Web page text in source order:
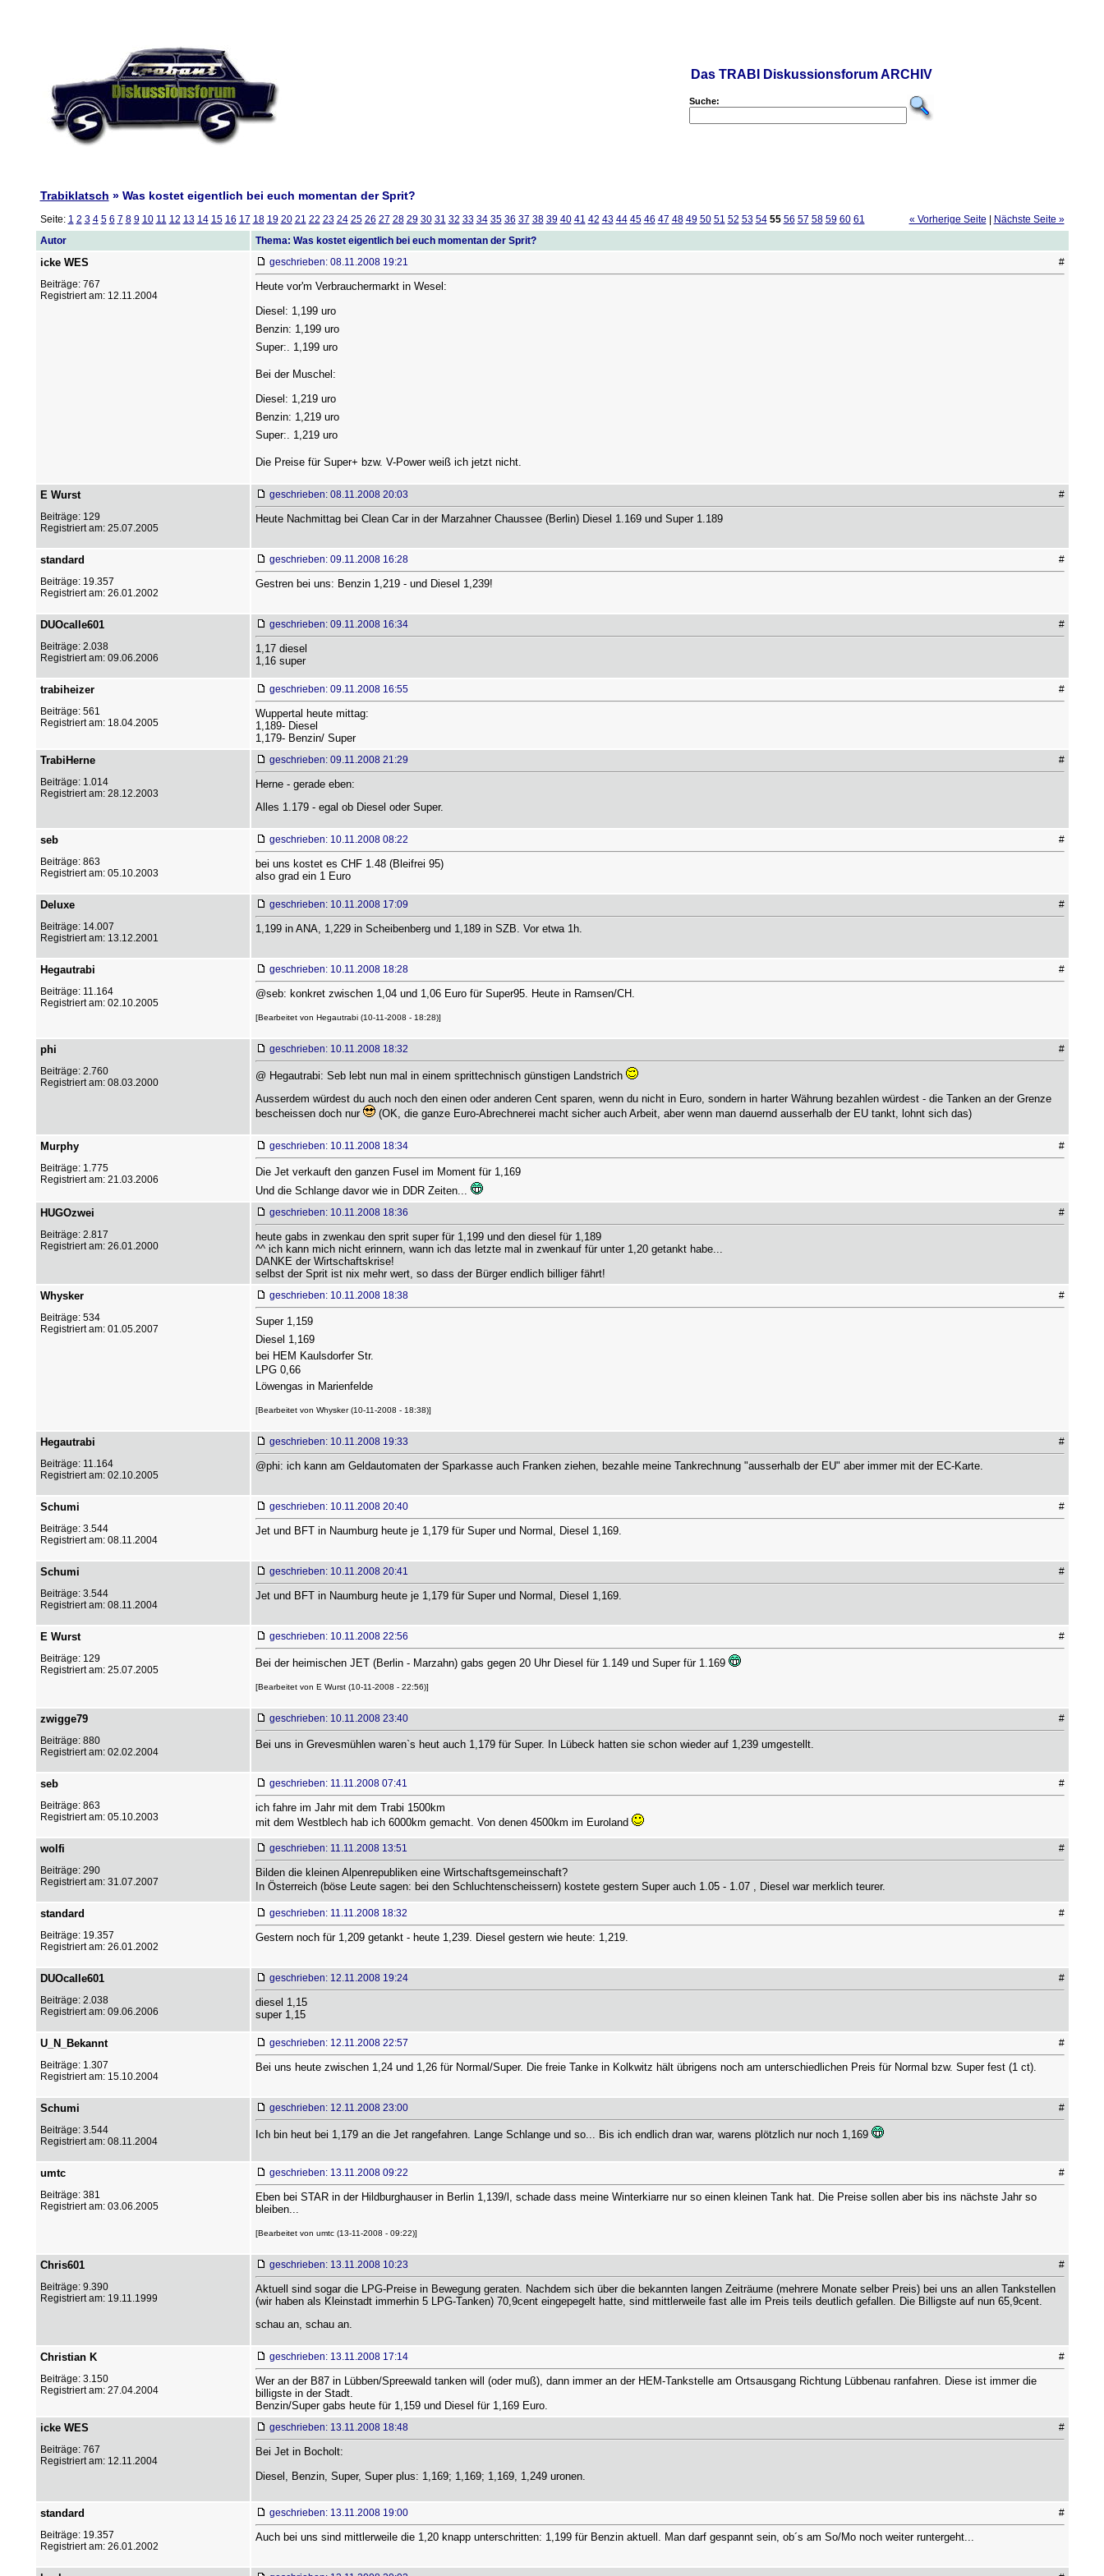
Das TRABI Diskussionsforum ARCHIV
Suche:
Trabiklatsch » Was kostet eigentlich bei euch momentan der Sprit?
Seite: 1 2 3 4 5 6 7 8 9 10 11 12 13 14 15 16 17 18 19 20 21 22 23 24 25 26 27 28 29 30 31 32 33 34 35 36 37 38 39 40 41 42 43 44 45 46 47 48 49 50 51 52 53 54 55 56 57 58 59 60 61 « Vorherige Seite
Nächste Seite »
Autor
Thema: Was kostet eigentlich bei euch momentan der Sprit?
icke WES
Beiträge: 767
Registriert am: 12.11.2004
geschrieben: 08.11.2008 19:21 #
Heute vor'm Verbrauchermarkt in Wesel:
Diesel: 1,199 uro
Benzin: 1,199 uro
Super:. 1,199 uro
Bei der Muschel:
Diesel: 1,219 uro
Benzin: 1,219 uro
Super:. 1,219 uro
Die Preise für Super+ bzw. V-Power weiß ich jetzt nicht.
E Wurst
Beiträge: 129
Registriert am: 25.07.2005
geschrieben: 08.11.2008 20:03 #
Heute Nachmittag bei Clean Car in der Marzahner Chaussee (Berlin) Diesel 1.169 und Super 1.189
standard
Beiträge: 19.357
Registriert am: 26.01.2002
geschrieben: 09.11.2008 16:28 #
Gestren bei uns: Benzin 1,219 - und Diesel 1,239!
DUOcalle601
Beiträge: 2.038
Registriert am: 09.06.2006
geschrieben: 09.11.2008 16:34 #
1,17 diesel
1,16 super
trabiheizer
Beiträge: 561
Registriert am: 18.04.2005
geschrieben: 09.11.2008 16:55 #
Wuppertal heute mittag:
1,189- Diesel
1,179- Benzin/ Super
TrabiHerne
Beiträge: 1.014
Registriert am: 28.12.2003
geschrieben: 09.11.2008 21:29 #
Herne - gerade eben:
Alles 1.179 - egal ob Diesel oder Super.
seb
Beiträge: 863
Registriert am: 05.10.2003
geschrieben: 10.11.2008 08:22 #
bei uns kostet es CHF 1.48 (Bleifrei 95)
also grad ein 1 Euro
Deluxe
Beiträge: 14.007
Registriert am: 13.12.2001
geschrieben: 10.11.2008 17:09 #
1,199 in ANA, 1,229 in Scheibenberg und 1,189 in SZB. Vor etwa 1h.
Hegautrabi
Beiträge: 11.164
Registriert am: 02.10.2005
geschrieben: 10.11.2008 18:28 #
@seb: konkret zwischen 1,04 und 1,06 Euro für Super95. Heute in Ramsen/CH.
[Bearbeitet von Hegautrabi (10-11-2008 - 18:28)]
phi
Beiträge: 2.760
Registriert am: 08.03.2000
geschrieben: 10.11.2008 18:32 #
@ Hegautrabi: Seb lebt nun mal in einem sprittechnisch günstigen Landstrich
Ausserdem würdest du auch noch den einen oder anderen Cent sparen, wenn du nicht in Euro, sondern in harter Währung bezahlen würdest - die Tanken an der Grenze
bescheissen doch nur
(OK, die ganze Euro-Abrechnerei macht sicher auch Arbeit, aber wenn man dauernd ausserhalb der EU tankt, lohnt sich das)
Murphy
Beiträge: 1.775
Registriert am: 21.03.2006
geschrieben: 10.11.2008 18:34 #
Die Jet verkauft den ganzen Fusel im Moment für 1,169 
Und die Schlange davor wie in DDR Zeiten...
HUGOzwei
Beiträge: 2.817
Registriert am: 26.01.2000
geschrieben: 10.11.2008 18:36 #
heute gabs in zwenkau den sprit super für 1,199 und den diesel für 1,189
^^ ich kann mich nicht erinnern, wann ich das letzte mal in zwenkauf für unter 1,20 getankt habe...
DANKE der Wirtschaftskrise!
selbst der Sprit ist nix mehr wert, so dass der Bürger endlich billiger fährt!
Whysker
Beiträge: 534
Registriert am: 01.05.2007
geschrieben: 10.11.2008 18:38 #
Super 1,159
Diesel 1,169
bei HEM Kaulsdorfer Str.
LPG 0,66
Löwengas in Marienfelde
[Bearbeitet von Whysker (10-11-2008 - 18:38)]
Hegautrabi
Beiträge: 11.164
Registriert am: 02.10.2005
geschrieben: 10.11.2008 19:33 #
@phi: ich kann am Geldautomaten der Sparkasse auch Franken ziehen, bezahle meine Tankrechnung "ausserhalb der EU" aber immer mit der EC-Karte.
Schumi
Beiträge: 3.544
Registriert am: 08.11.2004
geschrieben: 10.11.2008 20:40 #
Jet und BFT in Naumburg heute je 1,179 für Super und Normal, Diesel 1,169.
Schumi
Beiträge: 3.544
Registriert am: 08.11.2004
geschrieben: 10.11.2008 20:41 #
Jet und BFT in Naumburg heute je 1,179 für Super und Normal, Diesel 1,169.
E Wurst
Beiträge: 129
Registriert am: 25.07.2005
geschrieben: 10.11.2008 22:56 #
Bei der heimischen JET (Berlin - Marzahn) gabs gegen 20 Uhr Diesel für 1.149 und Super für 1.169
[Bearbeitet von E Wurst (10-11-2008 - 22:56)]
zwigge79
Beiträge: 880
Registriert am: 02.02.2004
geschrieben: 10.11.2008 23:40 #
Bei uns in Grevesmühlen waren`s heut auch 1,179 für Super. In Lübeck hatten sie schon wieder auf 1,239 umgestellt.
seb
Beiträge: 863
Registriert am: 05.10.2003
geschrieben: 11.11.2008 07:41 #
ich fahre im Jahr mit dem Trabi 1500km
mit dem Westblech hab ich 6000km gemacht. Von denen 4500km im Euroland
wolfi
Beiträge: 290
Registriert am: 31.07.2007
geschrieben: 11.11.2008 13:51 #
Bilden die kleinen Alpenrepubliken eine Wirtschaftsgemeinschaft?
In Österreich (böse Leute sagen: bei den Schluchtenscheissern) kostete gestern Super auch 1.05 - 1.07 , Diesel war merklich teurer.
standard
Beiträge: 19.357
Registriert am: 26.01.2002
geschrieben: 11.11.2008 18:32 #
Gestern noch für 1,209 getankt - heute 1,239. Diesel gestern wie heute: 1,219.
DUOcalle601
Beiträge: 2.038
Registriert am: 09.06.2006
geschrieben: 12.11.2008 19:24 #
diesel 1,15
super 1,15
U_N_Bekannt
Beiträge: 1.307
Registriert am: 15.10.2004
geschrieben: 12.11.2008 22:57 #
Bei uns heute zwischen 1,24 und 1,26 für Normal/Super. Die freie Tanke in Kolkwitz hält übrigens noch am unterschiedlichen Preis für Normal bzw. Super fest (1 ct).
Schumi
Beiträge: 3.544
Registriert am: 08.11.2004
geschrieben: 12.11.2008 23:00 #
Ich bin heut bei 1,179 an die Jet rangefahren. Lange Schlange und so... Bis ich endlich dran war, warens plötzlich nur noch 1,169
umtc
Beiträge: 381
Registriert am: 03.06.2005
geschrieben: 13.11.2008 09:22 #
Eben bei STAR in der Hildburghauser in Berlin 1,139/l, schade dass meine Winterkiarre nur so einen kleinen Tank hat. Die Preise sollen aber bis ins nächste Jahr so
bleiben...
[Bearbeitet von umtc (13-11-2008 - 09:22)]
Chris601
Beiträge: 9.390
Registriert am: 19.11.1999
geschrieben: 13.11.2008 10:23 #
Aktuell sind sogar die LPG-Preise in Bewegung geraten. Nachdem sich über die bekannten langen Zeiträume (mehrere Monate selber Preis) bei uns an allen Tankstellen
(wir haben als Kleinstadt immerhin 5 LPG-Tanken) 70,9cent eingepegelt hatte, sind mittlerweile fast alle im Preis teils deutlich gefallen. Die Billigste auf nun 65,9cent.
schau an, schau an.
Christian K
Beiträge: 3.150
Registriert am: 27.04.2004
geschrieben: 13.11.2008 17:14 #
Wer an der B87 in Lübben/Spreewald tanken will (oder muß), dann immer an der HEM-Tankstelle am Ortsausgang Richtung Lübbenau ranfahren. Diese ist immer die
billigste in der Stadt.
Benzin/Super gabs heute für 1,159 und Diesel für 1,169 Euro.
icke WES
Beiträge: 767
Registriert am: 12.11.2004
geschrieben: 13.11.2008 18:48 #
Bei Jet in Bocholt:
Diesel, Benzin, Super, Super plus: 1,169; 1,169; 1,169, 1,249 uronen.
standard
Beiträge: 19.357
Registriert am: 26.01.2002
geschrieben: 13.11.2008 19:00 #
Auch bei uns sind mittlerweile die 1,20 knapp unterschritten: 1,199 für Benzin aktuell. Man darf gespannt sein, ob´s am So/Mo noch weiter runtergeht...